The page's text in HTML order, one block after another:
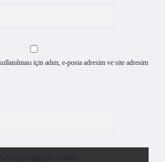
için adım, e-posta adresim ve site adresim